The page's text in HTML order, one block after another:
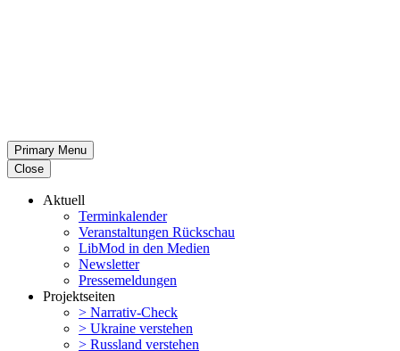
Primary Menu
Close
Aktuell
Termin­ka­lender
Veran­stal­tungen Rückschau
LibMod in den Medien
Newsletter
Presse­mel­dungen
Projekt­seiten
> Narrativ-Check
> Ukraine verstehen
> Russland verstehen